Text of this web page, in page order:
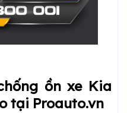
ồn xe Kia
tại Proauto.vn